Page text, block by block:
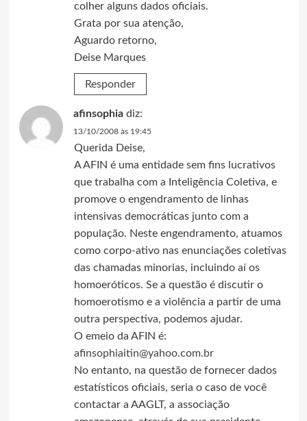
colher alguns dados oficiais.
Grata por sua atenção,
Aguardo retorno,
Deise Marques
Responder
afinsophia diz:
13/10/2008 às 19:45
Querida Deise,
A AFIN é uma entidade sem fins lucrativos
que trabalha com a Inteligência Coletiva, e
promove o engendramento de linhas
intensivas democráticas junto com a
população. Neste engendramento, atuamos
como corpo-ativo nas enunciações coletivas
das chamadas minorias, incluindo aí os
homoeróticos. Se a questão é discutir o
homoerotismo e a violência a partir de uma
outra perspectiva, podemos ajudar.
O emeio da AFIN é:
afinsophiaitin@yahoo.com.br
No entanto, na questão de fornecer dados
estatísticos oficiais, seria o caso de você
contactar a AAGLT, a associação